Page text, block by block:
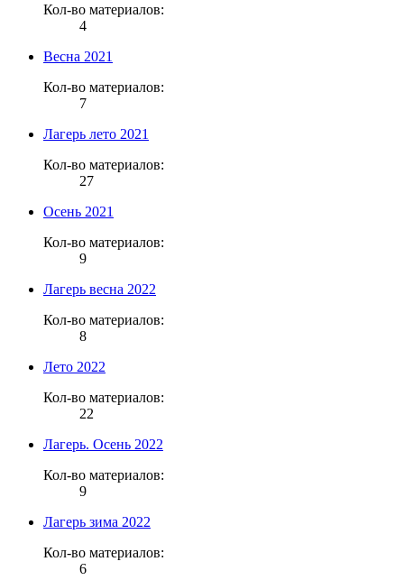
Кол-во материалов:
4
Весна 2021
Кол-во материалов:
7
Лагерь лето 2021
Кол-во материалов:
27
Осень 2021
Кол-во материалов:
9
Лагерь весна 2022
Кол-во материалов:
8
Лето 2022
Кол-во материалов:
22
Лагерь. Осень 2022
Кол-во материалов:
9
Лагерь зима 2022
Кол-во материалов:
6